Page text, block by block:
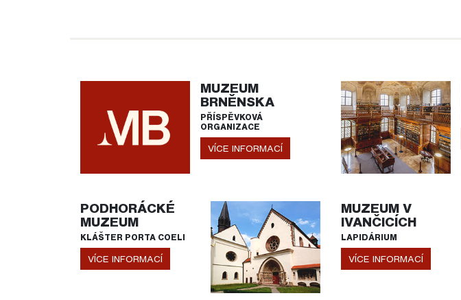
MUZEUM
BRNĚNSKA
PŘÍSPĚVKOVÁ
ORGANIZACE
VÍCE INFORMACÍ
PODHORÁCKÉ
MUZEUM
KLÁŠTER PORTA COELI
VÍCE INFORMACÍ
MUZEUM V
IVANČICÍCH
LAPIDÁRIUM
VÍCE INFORMACÍ